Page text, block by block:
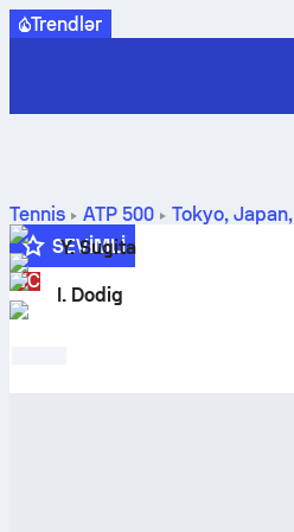
Trendlər
Tennis ATP 500 Tokyo, Japan,
SEVIMLI
WC
Y. Sugita
I. Dodig